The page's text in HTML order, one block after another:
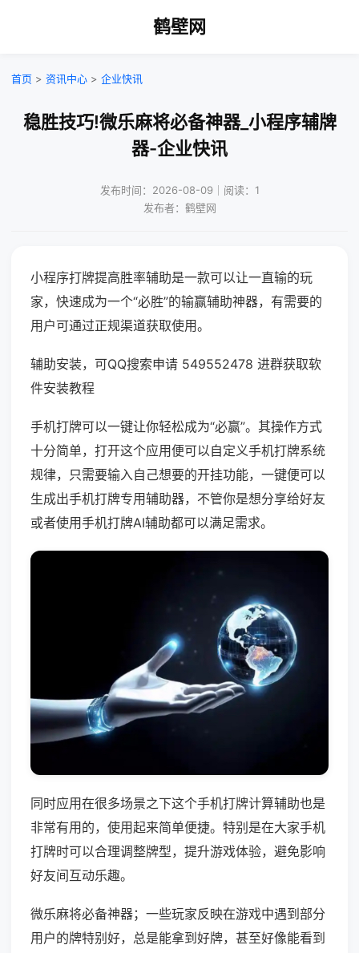
鹤壁网
首页 > 资讯中心 > 企业快讯
稳胜技巧!微乐麻将必备神器_小程序辅牌
器-企业快讯
发布时间：2026-08-09｜阅读：1
发布者：鹤壁网
小程序打牌提高胜率辅助是一款可以让一直输的玩
家，快速成为一个“必胜”的输赢辅助神器，有需要的
用户可通过正规渠道获取使用。
辅助安装，可QQ搜索申请 549552478 进群获取软
件安装教程
手机打牌可以一键让你轻松成为“必赢”。其操作方式
十分简单，打开这个应用便可以自定义手机打牌系统
规律，只需要输入自己想要的开挂功能，一键便可以
生成出手机打牌专用辅助器，不管你是想分享给好友
或者使用手机打牌AI辅助都可以满足需求。
同时应用在很多场景之下这个手机打牌计算辅助也是
非常有用的，使用起来简单便捷。特别是在大家手机
打牌时可以合理调整牌型，提升游戏体验，避免影响
好友间互动乐趣。
微乐麻将必备神器；一些玩家反映在游戏中遇到部分
用户的牌特别好，总是能拿到好牌，甚至好像能看到